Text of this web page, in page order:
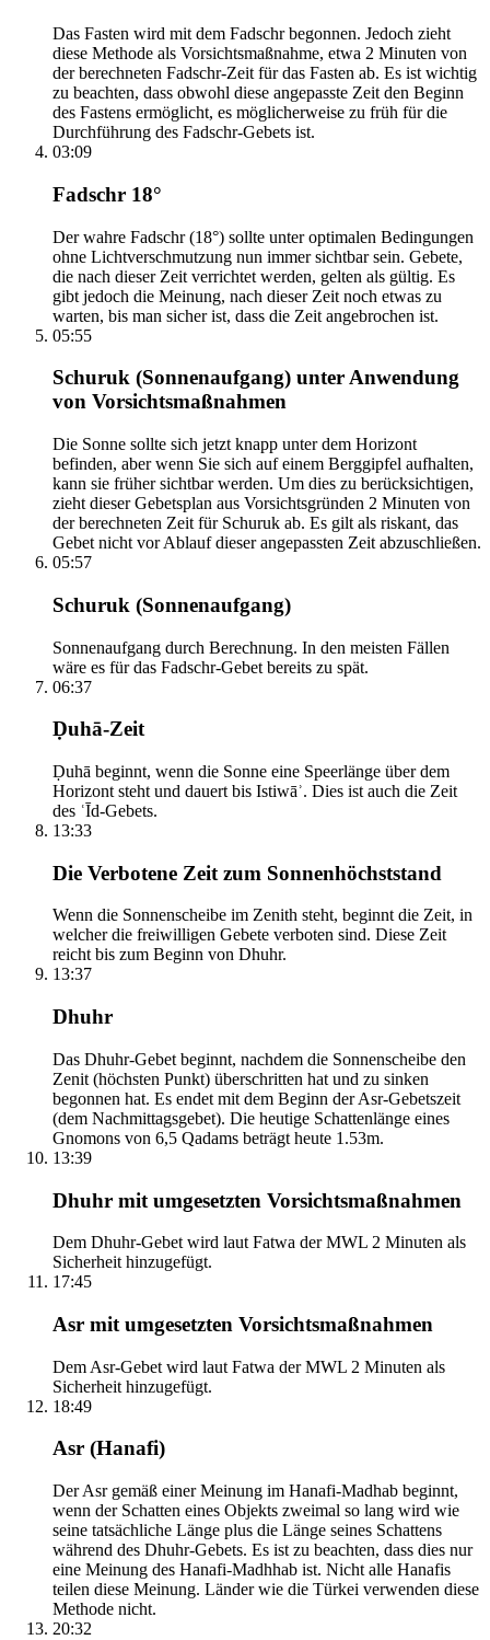
Das Fasten wird mit dem Fadschr begonnen. Jedoch zieht
diese Methode als Vorsichtsmaßnahme, etwa 2 Minuten von
der berechneten Fadschr-Zeit für das Fasten ab. Es ist wichtig
zu beachten, dass obwohl diese angepasste Zeit den Beginn
des Fastens ermöglicht, es möglicherweise zu früh für die
Durchführung des Fadschr-Gebets ist.
03:09
Fadschr 18°
Der wahre Fadschr (18°) sollte unter optimalen Bedingungen
ohne Lichtverschmutzung nun immer sichtbar sein. Gebete,
die nach dieser Zeit verrichtet werden, gelten als gültig. Es
gibt jedoch die Meinung, nach dieser Zeit noch etwas zu
warten, bis man sicher ist, dass die Zeit angebrochen ist.
05:55
Schuruk (Sonnenaufgang) unter Anwendung
von Vorsichtsmaßnahmen
Die Sonne sollte sich jetzt knapp unter dem Horizont
befinden, aber wenn Sie sich auf einem Berggipfel aufhalten,
kann sie früher sichtbar werden. Um dies zu berücksichtigen,
zieht dieser Gebetsplan aus Vorsichtsgründen 2 Minuten von
der berechneten Zeit für Schuruk ab. Es gilt als riskant, das
Gebet nicht vor Ablauf dieser angepassten Zeit abzuschließen.
05:57
Schuruk (Sonnenaufgang)
Sonnenaufgang durch Berechnung. In den meisten Fällen
wäre es für das Fadschr-Gebet bereits zu spät.
06:37
Ḍuhā-Zeit
Ḍuhā beginnt, wenn die Sonne eine Speerlänge über dem
Horizont steht und dauert bis Istiwāʾ. Dies ist auch die Zeit
des ʿĪd-Gebets.
13:33
Die Verbotene Zeit zum Sonnenhöchststand
Wenn die Sonnenscheibe im Zenith steht, beginnt die Zeit, in
welcher die freiwilligen Gebete verboten sind. Diese Zeit
reicht bis zum Beginn von Dhuhr.
13:37
Dhuhr
Das Dhuhr-Gebet beginnt, nachdem die Sonnenscheibe den
Zenit (höchsten Punkt) überschritten hat und zu sinken
begonnen hat. Es endet mit dem Beginn der Asr-Gebetszeit
(dem Nachmittagsgebet). Die heutige Schattenlänge eines
Gnomons von 6,5 Qadams beträgt heute 1.53m.
13:39
Dhuhr mit umgesetzten Vorsichtsmaßnahmen
Dem Dhuhr-Gebet wird laut Fatwa der MWL 2 Minuten als
Sicherheit hinzugefügt.
17:45
Asr mit umgesetzten Vorsichtsmaßnahmen
Dem Asr-Gebet wird laut Fatwa der MWL 2 Minuten als
Sicherheit hinzugefügt.
18:49
Asr (Hanafi)
Der Asr gemäß einer Meinung im Hanafi-Madhab beginnt,
wenn der Schatten eines Objekts zweimal so lang wird wie
seine tatsächliche Länge plus die Länge seines Schattens
während des Dhuhr-Gebets. Es ist zu beachten, dass dies nur
eine Meinung des Hanafi-Madhhab ist. Nicht alle Hanafis
teilen diese Meinung. Länder wie die Türkei verwenden diese
Methode nicht.
20:32